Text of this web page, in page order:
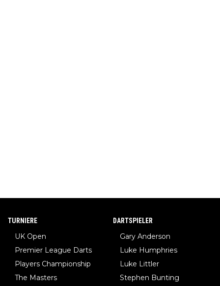
TURNIERE
UK Open
Premier League Darts
Players Championship
The Masters
DARTSPIELER
Gary Anderson
Luke Humphries
Luke Littler
Stephen Bunting